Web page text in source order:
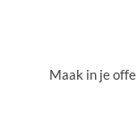
Maak in je